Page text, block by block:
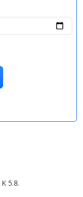
K 5.8.